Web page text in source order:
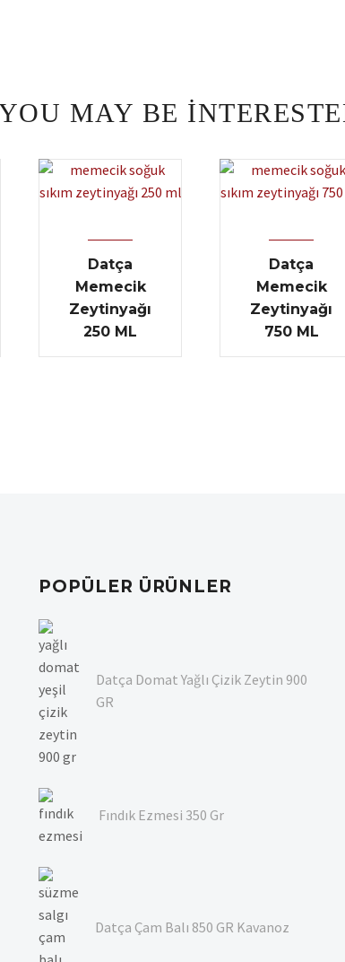
MAY BE
Datça
Memecik
Zeytinyağı
250 ML
Datça
Memecik
Zeytinyağı
750 ML
POPÜLER ÜRÜNLER
Datça Domat Yağlı Çizik Zeytin 900
GR
Fındık Ezmesi 350 Gr
Datça Çam Balı 850 GR Kavanoz